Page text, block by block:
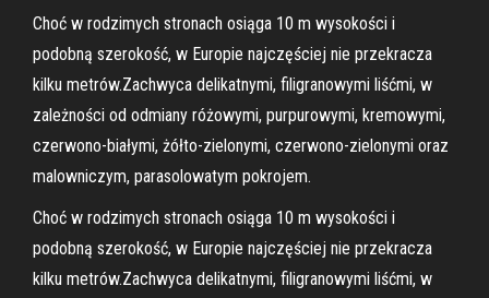
Choć w rodzimych stronach osiąga 10 m wysokości i
podobną szerokość, w Europie najczęściej nie przekracza
kilku metrów.Zachwyca delikatnymi, filigranowymi liśćmi, w
zależności od odmiany różowymi, purpurowymi, kremowymi,
czerwono-białymi, żółto-zielonymi, czerwono-zielonymi oraz
malowniczym, parasolowatym pokrojem.
Choć w rodzimych stronach osiąga 10 m wysokości i
podobną szerokość, w Europie najczęściej nie przekracza
kilku metrów.Zachwyca delikatnymi, filigranowymi liśćmi, w